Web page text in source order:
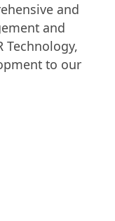
and
and
Technology,
to our